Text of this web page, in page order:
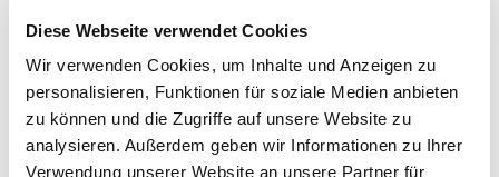
Diese Webseite verwendet Cookies
Wir verwenden Cookies, um Inhalte und Anzeigen zu
personalisieren, Funktionen für soziale Medien anbieten
zu können und die Zugriffe auf unsere Website zu
analysieren. Außerdem geben wir Informationen zu Ihrer
Verwendung unserer Website an unsere Partner für
der deutschen Spätrenaissance
LANGWEID AM LECH
3
Lechmuseum Bayern
mehr
dazu